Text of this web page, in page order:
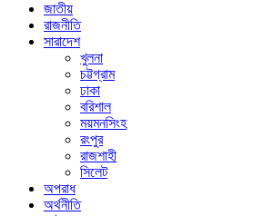
জাতীয়
রাজনীতি
সারাদেশ
খুলনা
চট্টগ্রাম
ঢাকা
বরিশাল
ময়মনসিংহ
রংপুর
রাজশাহী
সিলেট
অপরাধ
অর্থনীতি